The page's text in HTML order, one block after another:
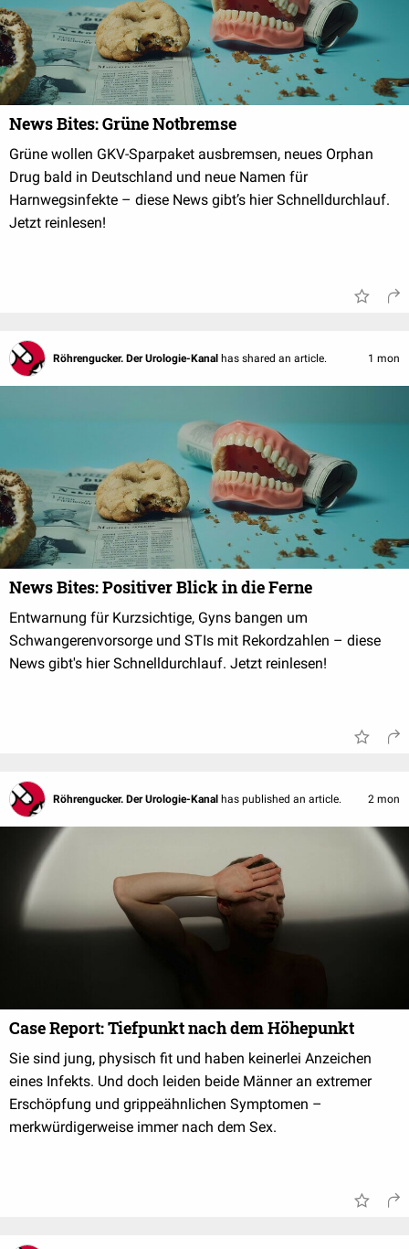
News Bites: Grüne Notbremse
Grüne wollen GKV-Sparpaket ausbremsen, neues Orphan
Drug bald in Deutschland und neue Namen für
Harnwegsinfekte – diese News gibt’s hier Schnelldurchlauf.
Jetzt reinlesen!
Röhrengucker. Der Urologie-Kanal has shared an article. 1 mon
News Bites: Positiver Blick in die Ferne
Entwarnung für Kurzsichtige, Gyns bangen um
Schwangerenvorsorge und STIs mit Rekordzahlen – diese
News gibt's hier Schnelldurchlauf. Jetzt reinlesen!
Röhrengucker. Der Urologie-Kanal has published an article. 2 mon
Case Report: Tiefpunkt nach dem Höhepunkt
Sie sind jung, physisch fit und haben keinerlei Anzeichen
eines Infekts. Und doch leiden beide Männer an extremer
Erschöpfung und grippeähnlichen Symptomen –
merkwürdigerweise immer nach dem Sex.